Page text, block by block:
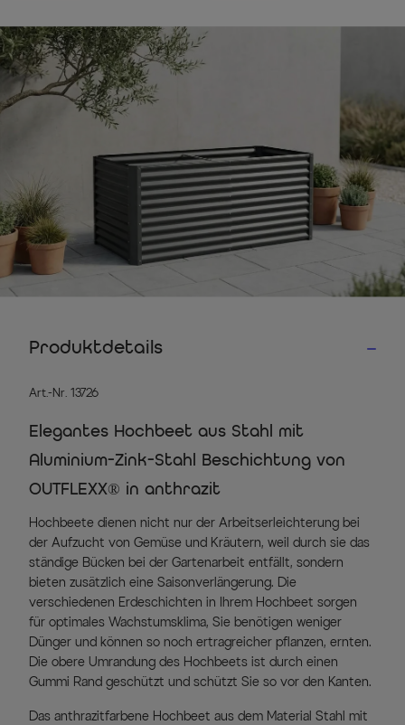
Produktdetails
Art.-Nr. 13726
Elegantes Hochbeet aus Stahl mit
Aluminium-Zink-Stahl Beschichtung von
OUTFLEXX® in anthrazit
Hochbeete dienen nicht nur der Arbeitserleichterung bei
der Aufzucht von Gemüse und Kräutern, weil durch sie das
ständige Bücken bei der Gartenarbeit entfällt, sondern
bieten zusätzlich eine Saisonverlängerung. Die
verschiedenen Erdeschichten in Ihrem Hochbeet sorgen
für optimales Wachstumsklima, Sie benötigen weniger
Dünger und können so noch ertragreicher pflanzen, ernten.
Die obere Umrandung des Hochbeets ist durch einen
Gummi Rand geschützt und schützt Sie so vor den Kanten.
Das anthrazitfarbene Hochbeet aus dem Material Stahl mit